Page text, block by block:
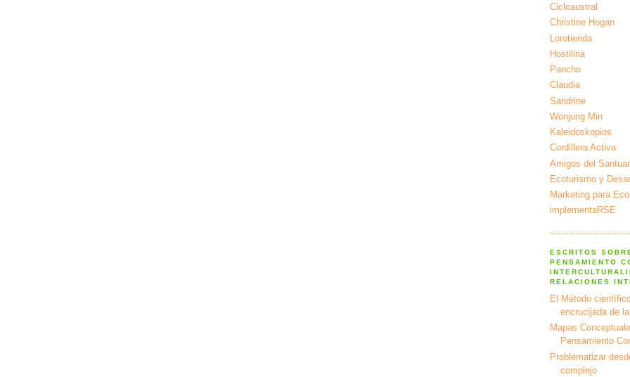
Cicloaustral
Christine Hogan
Lorotienda
Hostilina
Pancho
Claudia
Sandrine
Wonjung Min
Kaleidoskopios
Cordillera Activa
Amigos del
Ecoturismo y
Marketing para
implementaRSE
ESCRITOS
PENSAMIENTO
RELACIONES
El Método
encrucijada de
Mapas
Pensamiento
Problematizar
complejo